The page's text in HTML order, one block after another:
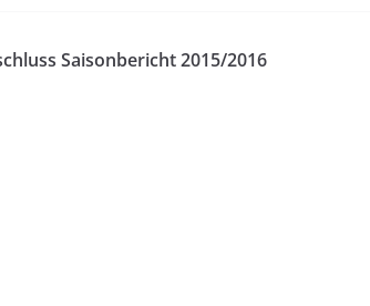
Saisonbericht 2015/2016